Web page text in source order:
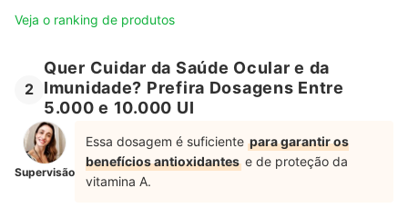
Veja o ranking de produtos
2
Quer Cuidar da Saúde Ocular e da
Imunidade? Prefira Dosagens Entre
5.000 e 10.000 UI
Supervisão
Essa dosagem é suficiente para garantir os
benefícios antioxidantes e de proteção da
vitamina A.